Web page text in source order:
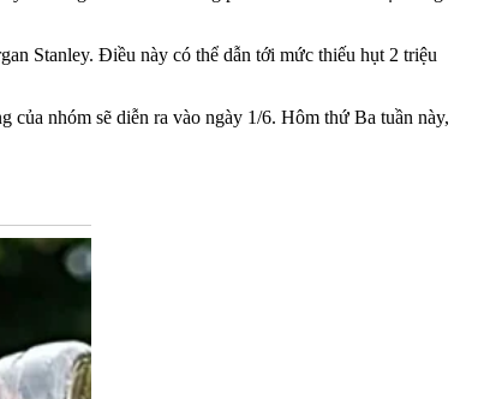
Stanley. Điều này có thể dẫn tới mức thiếu hụt 2 triệu
nhóm sẽ diễn ra vào ngày 1/6. Hôm thứ Ba tuần này,